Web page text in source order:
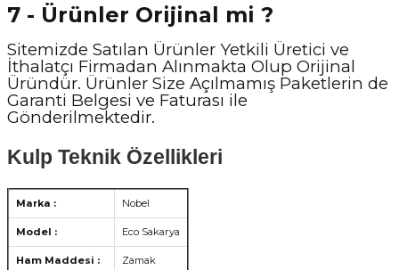
7 - Ürünler Orijinal mi ?
Sitemizde Satılan Ürünler Yetkili Üretici ve
İthalatçı Firmadan Alınmakta Olup Orijinal
Üründür. Ürünler Size Açılmamış Paketlerin de
Garanti Belgesi ve Faturası ile
Gönderilmektedir.
Kulp Teknik Özellikleri
Marka : Nobel
Model : Eco Sakarya
Ham Maddesi : Zamak